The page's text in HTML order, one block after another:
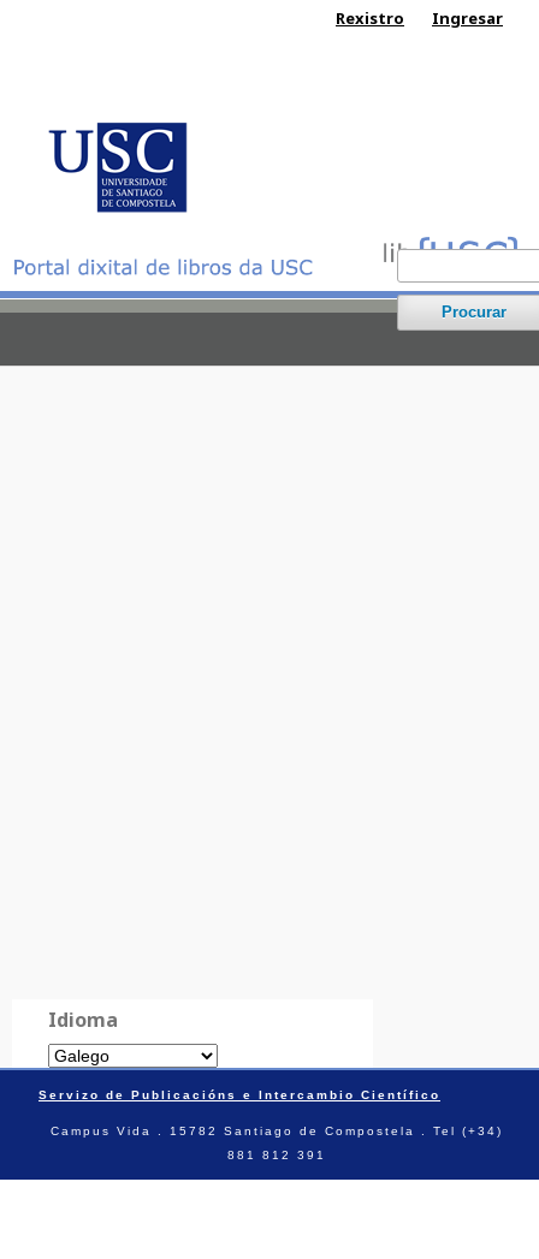
Procurar
Rexistro Ingresar
Idioma
Servizo de Publicacións e Intercambio Científico
Campus Vida . 15782 Santiago de Compostela . Tel (+34)
881 812 391